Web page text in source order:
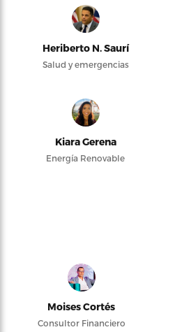
Heriberto N. Saurí
Salud y emergencias
Kiara Gerena
Energía Renovable
Moises Cortés
Consultor Financiero